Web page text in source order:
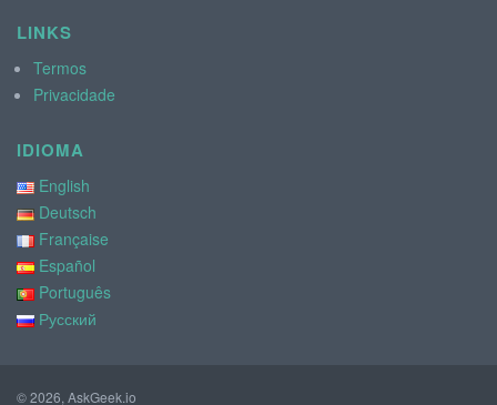
LINKS
Termos
Privacidade
IDIOMA
English
Deutsch
Française
Español
Português
Русский
© 2026, AskGeek.io